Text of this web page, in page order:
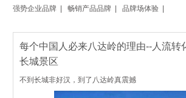
强势企业品牌 | 畅销产品品牌 | 品牌场体验 |
每个中国人必来八达岭的理由--人流转
长城景区
不到长城非好汉，到了八达岭真震撼